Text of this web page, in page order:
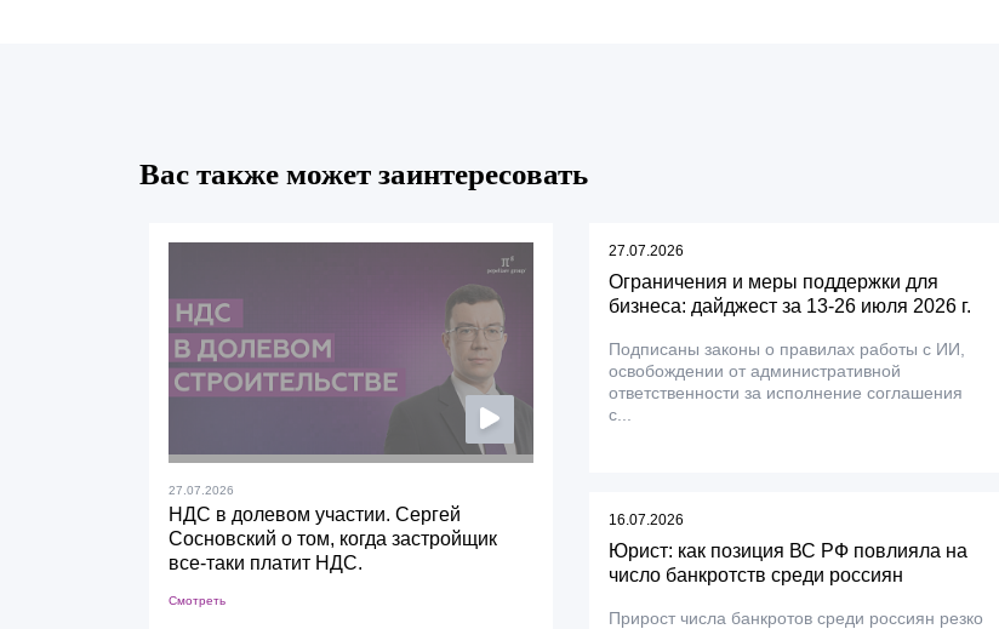
Вас также может заинтересовать
27.07.2026
НДС в долевом участии. Сергей
Сосновский о том, когда застройщик
все-таки платит НДС.
Смотреть
27.07.2026
Ограничения и меры поддержки для
бизнеса: дайджест за 13-26 июля 2026 г.
Подписаны законы о правилах работы с ИИ,
освобождении от административной
ответственности за исполнение соглашения
с...
16.07.2026
Юрист: как позиция ВС РФ повлияла на
число банкротств среди россиян
Прирост числа банкротов среди россиян резко